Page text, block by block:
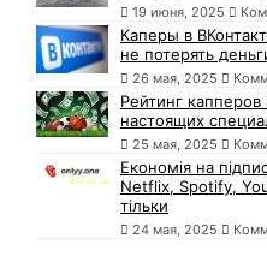
19 июня, 2025
Каперы в
не потерять
26 мая, 2025
Рейтинг капперов
настоящих
25 мая, 2025
Економія на
Netflix, Spotify,
тільки
24 мая, 2025